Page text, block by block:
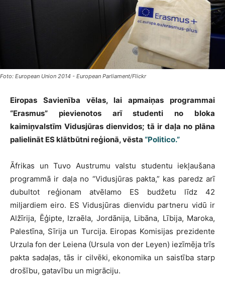
Foto: European Union 2014 - European Parliament/Flickr
Eiropas Savienība vēlas, lai apmaiņas programmai
“Erasmus” pievienotos arī studenti no bloka
kaimiņvalstīm Vidusjūras dienvidos; tā ir daļa no plāna
palielināt ES klātbūtni reģionā, vēsta “Politico.”
Āfrikas un Tuvo Austrumu valstu studentu iekļaušana
programmā ir daļa no “Vidusjūras pakta,” kas paredz arī
dubultot reģionam atvēlamo ES budžetu līdz 42
miljardiem eiro. ES Vidusjūras dienvidu partneru vidū ir
Alžīrija, Ēģipte, Izraēla, Jordānija, Libāna, Lībija, Maroka,
Palestīna, Sīrija un Turcija. Eiropas Komisijas prezidente
Urzula fon der Leiena (Ursula von der Leyen) iezīmēja trīs
pakta sadaļas, tās ir cilvēki, ekonomika un saistība starp
drošību, gatavību un migrāciju.